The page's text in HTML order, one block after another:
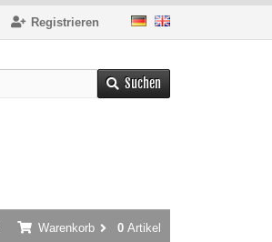
Registrieren
Suchen
Warenkorb 0 Artikel